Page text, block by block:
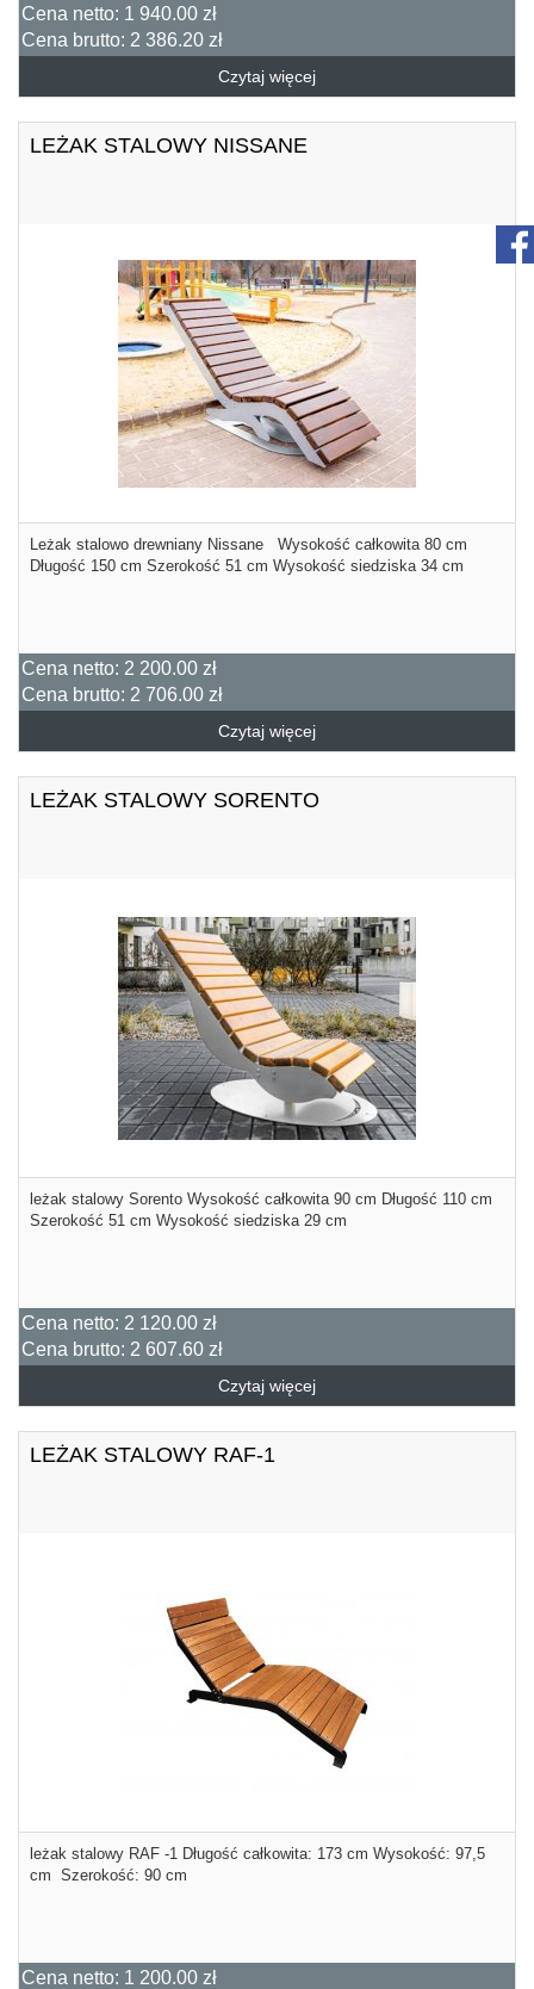
Cena netto: 1 940.00 zł
Cena brutto: 2 386.20 zł
Czytaj więcej
LEŻAK STALOWY NISSANE
Leżak stalowo drewniany Nissane Wysokość całkowita 80 cm
Długość 150 cm Szerokość 51 cm Wysokość siedziska 34 cm
Cena netto: 2 200.00 zł
Cena brutto: 2 706.00 zł
Czytaj więcej
LEŻAK STALOWY SORENTO
leżak stalowy Sorento Wysokość całkowita 90 cm Długość 110 cm
Szerokość 51 cm Wysokość siedziska 29 cm
Cena netto: 2 120.00 zł
Cena brutto: 2 607.60 zł
Czytaj więcej
LEŻAK STALOWY RAF-1
leżak stalowy RAF -1 Długość całkowita: 173 cm Wysokość: 97,5
cm Szerokość: 90 cm
Cena netto: 1 200.00 zł